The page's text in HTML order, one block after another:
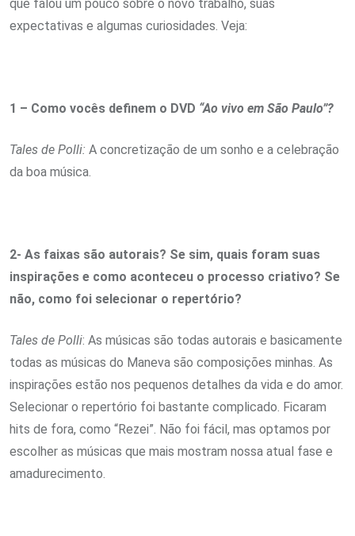
que falou um pouco sobre o novo trabalho, suas
expectativas e algumas curiosidades. Veja:
1 – Como vocês definem o DVD “Ao vivo em São Paulo”?
Tales de Polli: A concretização de um sonho e a celebração
da boa música.
2- As faixas são autorais? Se sim, quais foram suas
inspirações e como aconteceu o processo criativo? Se
não, como foi selecionar o repertório?
Tales de Polli: As músicas são todas autorais e basicamente
todas as músicas do Maneva são composições minhas. As
inspirações estão nos pequenos detalhes da vida e do amor.
Selecionar o repertório foi bastante complicado. Ficaram
hits de fora, como “Rezei”. Não foi fácil, mas optamos por
escolher as músicas que mais mostram nossa atual fase e
amadurecimento.